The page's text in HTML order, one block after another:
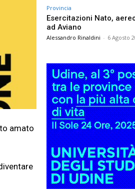
amato
Provincia
Esercitazioni Nato,
ad Aviano
Alessandro Rinaldini - 6 Agosto